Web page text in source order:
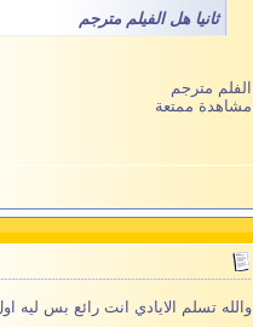
ثانيا هل الفيلم مترجم
الفلم مترجم
مشاهدة ممتعة
والله تسلم الايادي انت رائع بس